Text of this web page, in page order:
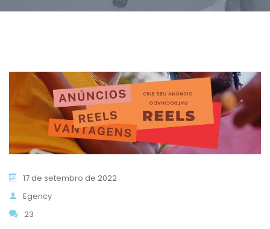
17 de setembro de 2022
Egency
23